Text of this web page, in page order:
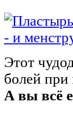
- и
Этот
болей
А вы всё